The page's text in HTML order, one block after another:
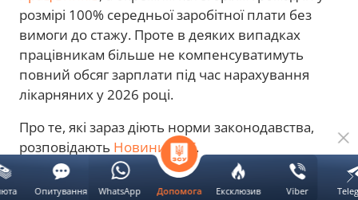
розмірі 100% середньої заробітної плати без
вимоги до стажу. Проте в деяких випадках
працівникам більше не компенсуватимуть
повний обсяг зарплати під час нарахування
лікарняних у 2026 році.
Про те, які зараз діють норми законодавства,
розповідають Новини.LIVE.
Реклама Допомога Ексклюзив Viber
Опитування WhatsApp